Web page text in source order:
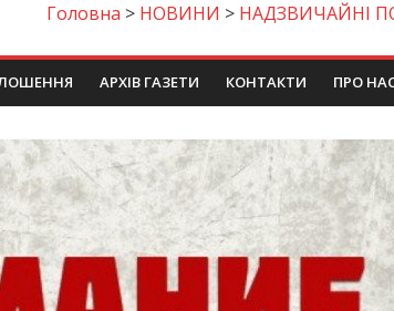
Головна > НОВИНИ > НАДЗВИЧАЙНІ
АРХІВ ГАЗЕТИ КОНТАКТИ ПРО